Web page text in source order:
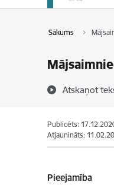
Sākums
Atskaņot
Publicēts:
Atjaunināts:
Pieejamība